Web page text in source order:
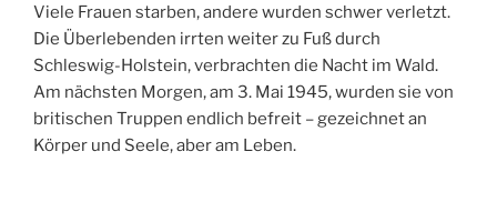
Viele Frauen starben, andere wurden schwer verletzt.
Die Überlebenden irrten weiter zu Fuß durch
Schleswig-Holstein, verbrachten die Nacht im Wald.
Am nächsten Morgen, am 3. Mai 1945, wurden sie von
britischen Truppen endlich befreit – gezeichnet an
Körper und Seele, aber am Leben.